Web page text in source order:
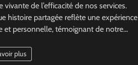
vivante de l’efficacité de nos services.
histoire partagée reflète une expérience
et personnelle, témoignant de notre…
plus